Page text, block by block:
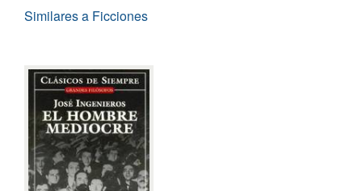
Similares a Ficciones